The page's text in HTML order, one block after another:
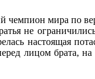
чемпион мира по
не
настоящая
лицом брата,